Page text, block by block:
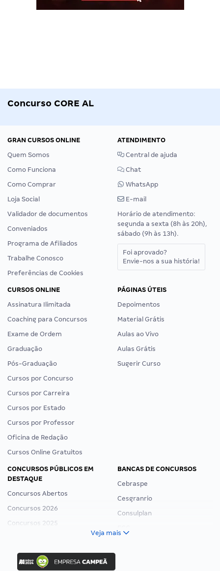
Concurso CORE AL
GRAN CURSOS ONLINE
Quem Somos
Como Funciona
Como Comprar
Loja Social
Validador de documentos
Conveniados
Programa de Afiliados
Trabalhe Conosco
Preferências de Cookies
ATENDIMENTO
Central de ajuda
Chat
WhatsApp
E-mail
Horário de atendimento:
segunda a sexta (8h às 20h),
sábado (9h às 13h).
Foi aprovado?
Envie-nos a sua história!
CURSOS ONLINE
Assinatura Ilimitada
Coaching para Concursos
Exame de Ordem
Graduação
Pós-Graduação
Cursos por Concurso
Cursos por Carreira
Cursos por Estado
Cursos por Professor
Oficina de Redação
Cursos Online Gratuitos
PÁGINAS ÚTEIS
Depoimentos
Material Grátis
Aulas ao Vivo
Aulas Grátis
Sugerir Curso
CONCURSOS PÚBLICOS EM
DESTAQUE
Concursos Abertos
Concursos 2026
Concursos 2025
Concurso Ibama
Concurso MPU
BANCAS DE CONCURSOS
Cebraspe
Cesgranrio
Consulplan
Veja mais